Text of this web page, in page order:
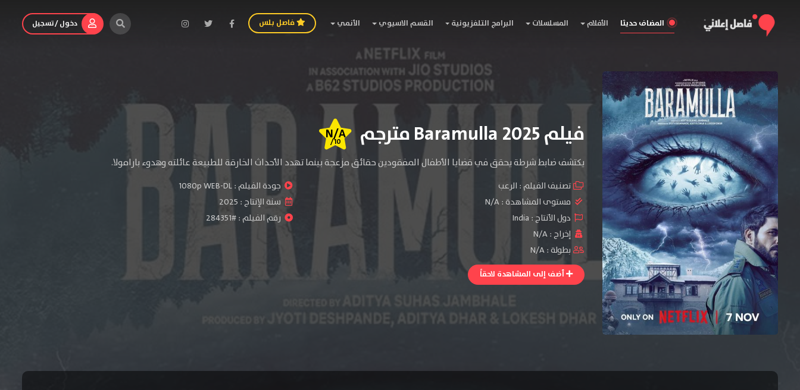
المضاف حديثا الأفلام المسلسلات البرامج التلفزيونية القسم الاسيوي الأنمي فاصل بلس دخول / تسجيل
فيلم Baramulla 2025 مترجم N/A
/10
يكتشف ضابط شرطة يحقق في قضايا الأطفال المفقودين حقائق مزعجة بينما تهدد الأحداث الخارقة للطبيعة عائلته وهدوء بارامولا.
تصنيف الفيلم : الرعب جودة الفيلم :1080p WEB-DL
مستوى المشاهدة :N/A سنة الإنتاج : 2025
دول الأنتاج : India
رقم الفيلم : #284351
إخراج :N/A
بطولة :N/A
أضف إلى المشاهدة لاحقاً